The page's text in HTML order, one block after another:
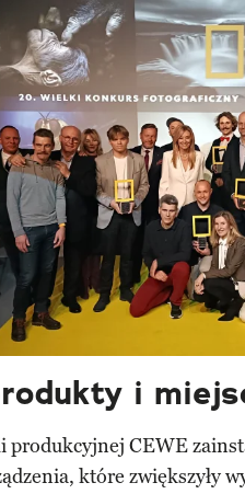
i
produkcyjnej CEWE
które zwiększyły